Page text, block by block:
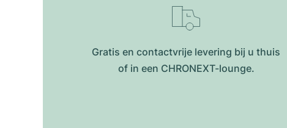
Gratis en contactvrije levering bij u thuis
of in een CHRONEXT-lounge.